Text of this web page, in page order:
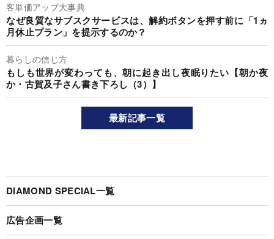
客単価アップ大事典
なぜ良質なサブスクサービスは、解約ボタンを押す前に「1ヵ
月休止プラン」を提示するのか？
暮らしの信じ方
もしも世界が変わっても、朝に起き出し夜眠りたい【朝か夜
か・古賀及子さん書き下ろし（3）】
最新記事一覧
DIAMOND SPECIAL一覧
広告企画一覧